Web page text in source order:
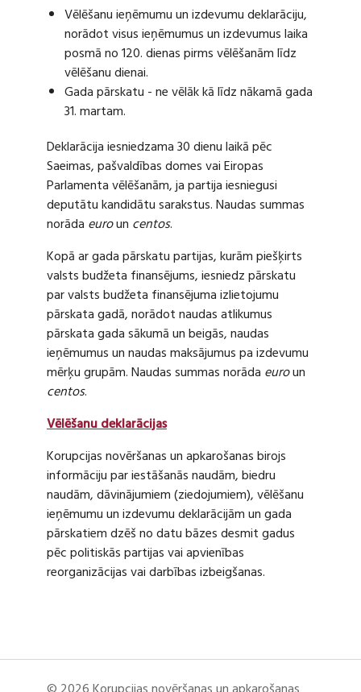
Vēlēšanu ieņēmumu un izdevumu deklarāciju,
norādot visus ieņēmumus un izdevumus laika
posmā no 120. dienas pirms vēlēšanām līdz
vēlēšanu dienai.
Gada pārskatu - ne vēlāk kā līdz nākamā gada
31. martam.
Deklarācija iesniedzama 30 dienu laikā pēc
Saeimas, pašvaldības domes vai Eiropas
Parlamenta vēlēšanām, ja partija iesniegusi
deputātu kandidātu sarakstus. Naudas summas
norāda euroun centos.
Kopā ar gada pārskatu partijas, kurām piešķirts
valsts budžeta finansējums, iesniedz pārskatu
par valsts budžeta finansējuma izlietojumu
pārskata gadā, norādot naudas atlikumus
pārskata gada sākumā un beigās, naudas
ieņēmumus un naudas maksājumus pa izdevumu
mērķu grupām. Naudas summas norāda euroun
centos.
Vēlēšanu deklarācijas
Korupcijas novēršanas un apkarošanas birojs
informāciju par iestāšanās naudām, biedru
naudām, dāvinājumiem (ziedojumiem), vēlēšanu
ieņēmumu un izdevumu deklarācijām un gada
pārskatiem dzēš no datu bāzes desmit gadus
pēc politiskās partijas vai apvienības
reorganizācijas vai darbības izbeigšanas.